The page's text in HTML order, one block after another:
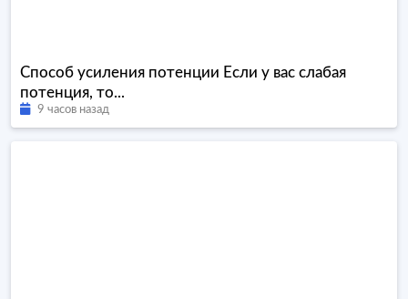
Способ усиления потенции Если у вас слабая
потенция, то...
9 часов назад